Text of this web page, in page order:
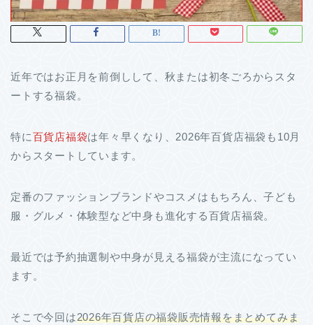
近年ではお正月を前倒しして、秋または初冬ごろからスタ
ートする福袋。
特に百貨店福袋は年々早くなり、2026年百貨店福袋も10月
からスタートしています。
定番のファッションブランドやコスメはもちろん、子ども
服・グルメ・体験型など中身も進化する百貨店福袋。
最近では予約抽選制や中身が見える福袋が主流になってい
ます。
そこで今回は2026年百貨店の福袋販売情報をまとめてみま